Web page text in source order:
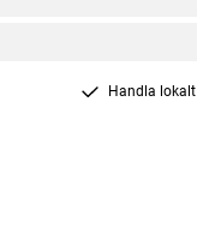
Handla lokalt